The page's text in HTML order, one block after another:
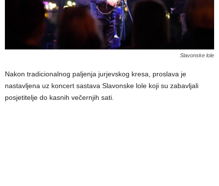
Slavonske lole
Nakon tradicionalnog paljenja jurjevskog kresa, proslava je
nastavljena uz koncert sastava Slavonske lole koji su zabavljali
posjetitelje do kasnih večernjih sati.